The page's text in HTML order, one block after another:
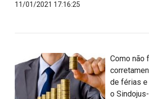
11/01/2021 17:16:25
Como não
de férias e
o